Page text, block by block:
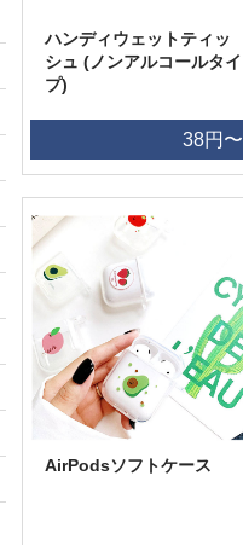
ハンディウェットティッ
シュ (ノンアルコールタイ
プ)
38円〜
AirPodsソフトケース